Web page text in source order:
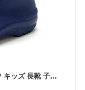
【期間限定クーポンあり】アキレス レインブーツ キッズ 長靴 子供 日本製 歩きやすい 軽量 軽い 疲れない 履きやすい 滑らない 完全防水 おしゃれ かわいいモントレ 107 PVC 子供靴 ジュニア 男の子 女の子 小学生 雪 雨 レイン シューズ 通学 靴 【1702】